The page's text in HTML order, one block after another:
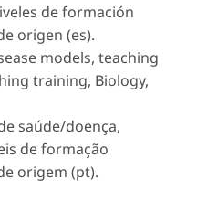
de formación
origen (es).
models, teaching
training, Biology,
saúde/doença,
de formação
origem (pt).